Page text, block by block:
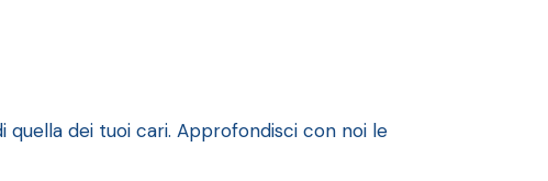
dei tuoi cari. Approfondisci con noi le